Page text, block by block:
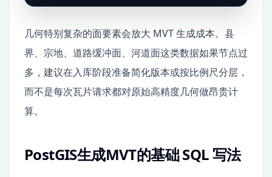
几何特别复杂的面要素会放大 MVT 生成成本。县
界、宗地、道路缓冲面、河道面这类数据如果节点过
多，建议在入库阶段准备简化版本或按比例尺分层，
而不是每次瓦片请求都对原始高精度几何做昂贵计
算。
PostGIS生成MVT的基础 SQL 写法